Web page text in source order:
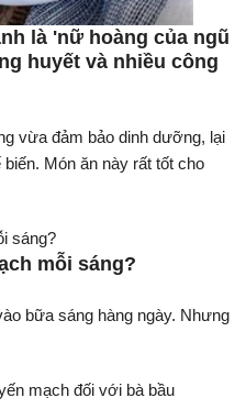
là 'nữ hoàng của ngũ
huyết và nhiều công
vừa đảm bảo dinh dưỡng, lại
Món ăn này rất tốt cho
mỗi sáng?
bữa sáng hàng ngày. Nhưng